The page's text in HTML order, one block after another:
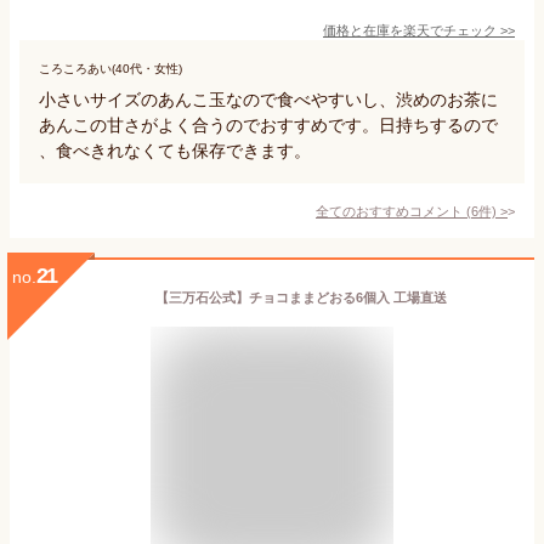
価格と在庫を楽天でチェック >>
ころころあい(40代・女性)
小さいサイズのあんこ玉なので食べやすいし、渋めのお茶に
あんこの甘さがよく合うのでおすすめです。日持ちするので
、食べきれなくても保存できます。
全てのおすすめコメント (6件) >
no. 21
【三万石公式】チョコままどおる6個入 工場直送